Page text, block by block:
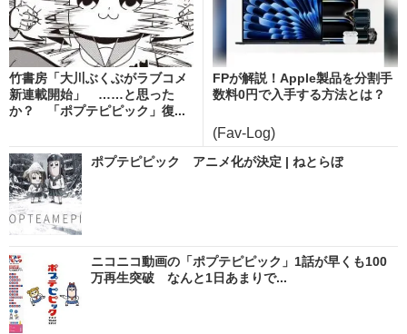
竹書房「大川ぶくぶがラブコメ
新連載開始」 ……と思った
か？ 「ポプテピピック」復...
FPが解説！Apple製品を分割手
数料0円で入手する方法とは？
(Fav-Log)
ポプテピピック アニメ化が決定 | ねとらぼ
ニコニコ動画の「ポプテピピック」1話が早くも100
万再生突破 なんと1日あまりで...